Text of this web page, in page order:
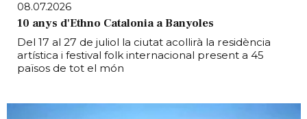
08.07.2026
10 anys d'Ethno Catalonia a Banyoles
Del 17 al 27 de juliol la ciutat acollirà la residència
artística i festival folk internacional present a 45
països de tot el món